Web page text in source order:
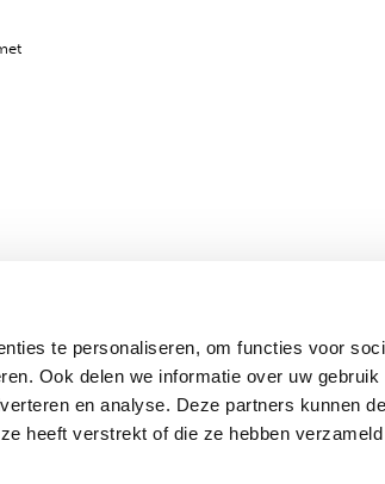
te personaliseren, om functies voor
Ook delen we informatie over uw gebruik
en analyse. Deze partners kunnen
heeft verstrekt of die ze hebben
Privacy & Cookies Nederlands